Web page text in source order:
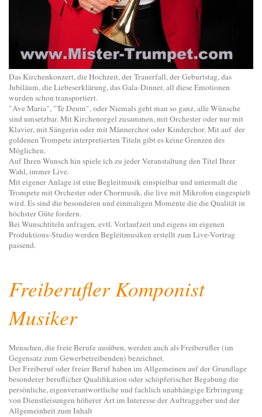
Das Kirchenkonzert, die Hochzeit, der Trauerfall, der Geburtstag, das
Jubiläum, die Liebeserklärung, das Gala-Dinner, all diese Emotionen
wurden schon transportiert.
"Ave Maria", "Te Deum", oder Niemals geht man so ganz, alle Wünsche
sind umsetzbar. Mit Kirchenorgel zusammen, mit Orchester oder nur mit
Klavier, mit Sängerin oder mit Männerchor oder Kinderchor. Mit auf der
goldenen Trompete interpretierten Titeln gibt es keine Grenzen des
Möglichen.
Auf Ihren Wunsch hin spiele ich zu jeder Veranstaltung den Titel Ihrer
Wahl, immer Live.
Mit eigener Anlage ist eine Begleitmusik einspielbar und untermalt die
Trompete mit Orchester oder Chormusik, die live mit Mikrofon eingespielt
wird. Es sind die besonderen und einmaligen Momente die die Qualität in
höchster Güte fordern.
Bei Wunschtiteln anfragen, evtl. Vorlaufzeit und eigens im eigenen
Produktions-Studio werden Begleitmusiken erstellt zum Live-Vortrag
passend.
Freiberufler Komponist
Musiker
Menschen, die freie Berufe ausüben, werden auch als Freiberufler (im
Gegensatz zum Gewerbetreibenden) bezeichnet.
Der Freiberuf oder freier Beruf haben im Allgemeinen auf der Grundlage
besonderer beruflicher Qualifikation oder schöpferischer Begabung die
persönliche, eigenverantwortliche und fachlich unabhängige Erbringung
von Dienstleisungen höherer Art im Interesse der Auftraggeber und der
Allgemeinheit zum Inhalt